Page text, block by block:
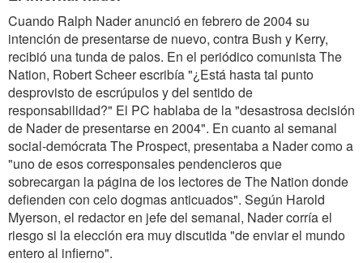
Cuando Ralph Nader anunció en febrero de 2004 su
intención de presentarse de nuevo, contra Bush y Kerry,
recibió una tunda de palos. En el periódico comunista The
Nation, Robert Scheer escribía "¿Está hasta tal punto
desprovisto de escrúpulos y del sentido de
responsabilidad?" El PC hablaba de la "desastrosa decisión
de Nader de presentarse en 2004". En cuanto al semanal
social-demócrata The Prospect, presentaba a Nader como a
"uno de esos corresponsales pendencieros que
sobrecargan la página de los lectores de The Nation donde
defienden con celo dogmas anticuados". Según Harold
Myerson, el redactor en jefe del semanal, Nader corría el
riesgo si la elección era muy discutida "de enviar el mundo
entero al infierno".